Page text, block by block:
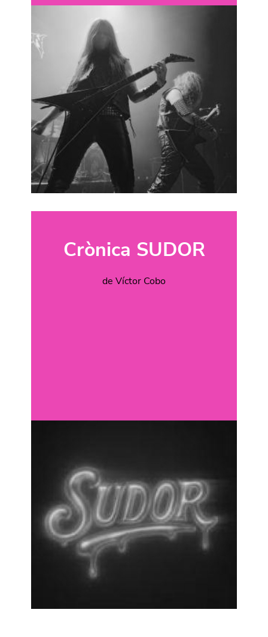
Crònica SUDOR
de Víctor Cobo